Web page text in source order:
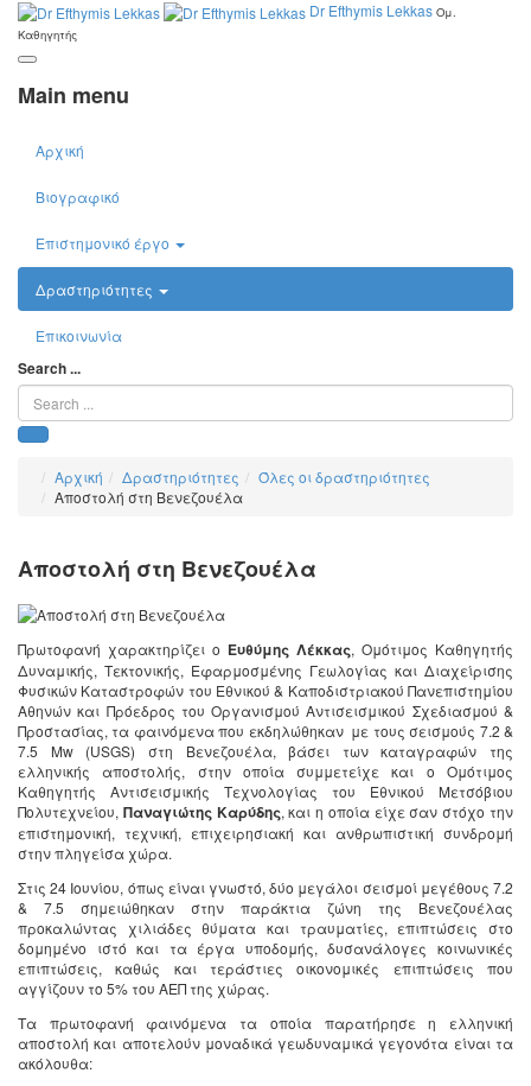
Dr Efthymis Lekkas Ομ.
Καθηγητής
Main menu
Αρχική
Βιογραφικό
Επιστημονικό έργο
Δραστηριότητες
Επικοινωνία
Search ...
Αρχική Δραστηριότητες
Όλες οι δραστηριότητες
Αποστολή στη Βενεζουέλα
Αποστολή στη Βενεζουέλα
Πρωτοφανή χαρακτηρίζει ο Ευθύμης Λέκκας, Ομότιμος Καθηγητής
Δυναμικής, Τεκτονικής, Εφαρμοσμένης Γεωλογίας και Διαχείρισης
Φυσικών Καταστροφών του Εθνικού & Καποδιστριακού Πανεπιστημίου
Αθηνών και Πρόεδρος του Οργανισμού Αντισεισμικού Σχεδιασμού &
Προστασίας, τα φαινόμενα που εκδηλώθηκαν με τους σεισμούς 7.2 &
7.5 Mw (USGS) στη Βενεζουέλα, βάσει των καταγραφών της
ελληνικής αποστολής, στην οποία συμμετείχε και ο Ομότιμος
Καθηγητής Αντισεισμικής Τεχνολογίας του Εθνικού Μετσόβιου
Πολυτεχνείου, Παναγιώτης Καρύδης, και η οποία είχε σαν στόχο την
επιστημονική, τεχνική, επιχειρησιακή και ανθρωπιστική συνδρομή
στην πληγείσα χώρα.
Στις 24 Ιουνίου, όπως είναι γνωστό, δύο μεγάλοι σεισμοί μεγέθους 7.2
& 7.5 σημειώθηκαν στην παράκτια ζώνη της Βενεζουέλας
προκαλώντας χιλιάδες θύματα και τραυματίες, επιπτώσεις στο
δομημένο ιστό και τα έργα υποδομής, δυσανάλογες κοινωνικές
επιπτώσεις, καθώς και τεράστιες οικονομικές επιπτώσεις που
αγγίζουν το 5% του ΑΕΠ της χώρας.
Τα πρωτοφανή φαινόμενα τα οποία παρατήρησε η ελληνική
αποστολή και αποτελούν μοναδικά γεωδυναμικά γεγονότα είναι τα
ακόλουθα: